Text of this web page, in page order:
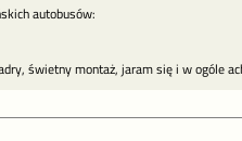
autobusów:
świetny montaż, jaram się i w ogóle